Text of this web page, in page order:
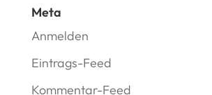
Meta
Anmelden
Eintrags-Feed
Kommentar-Feed